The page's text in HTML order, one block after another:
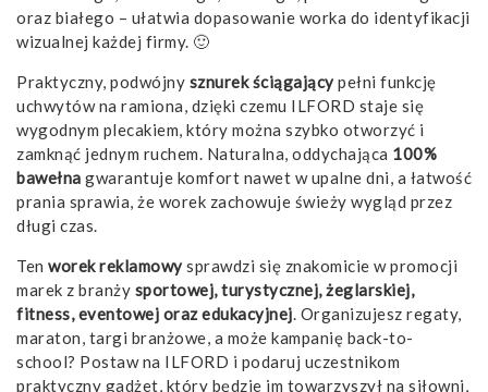
oraz białego – ułatwia dopasowanie worka do identyfikacji
wizualnej każdej firmy. 🙂
Praktyczny, podwójny sznurek ściągającypełni funkcję
uchwytów na ramiona, dzięki czemu ILFORD staje się
wygodnym plecakiem, który można szybko otworzyć i
zamknąć jednym ruchem. Naturalna, oddychająca 100%
bawełna gwarantuje komfort nawet w upalne dni, a łatwość
prania sprawia, że worek zachowuje świeży wygląd przez
długi czas.
Ten worek reklamowysprawdzi się znakomicie w promocji
marek z branży sportowej, turystycznej, żeglarskiej,
fitness, eventowej oraz edukacyjnej. Organizujesz regaty,
maraton, targi branżowe, a może kampanię back-to-
school? Postaw na ILFORD i podaruj uczestnikom
praktyczny gadżet, który będzie im towarzyszył na siłowni,